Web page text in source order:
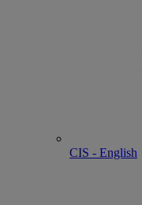
CIS - English